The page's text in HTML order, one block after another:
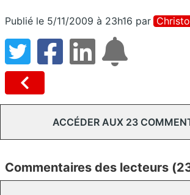
Publié le 5/11/2009 à 23h16 par
ACCÉDER AUX 23
Commentaires des lecteurs